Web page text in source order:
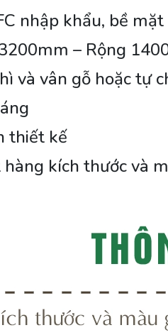
nhập khẩu, bề
– Rộng
và vân gỗ hoặc tự
thiết kế
kích thước và